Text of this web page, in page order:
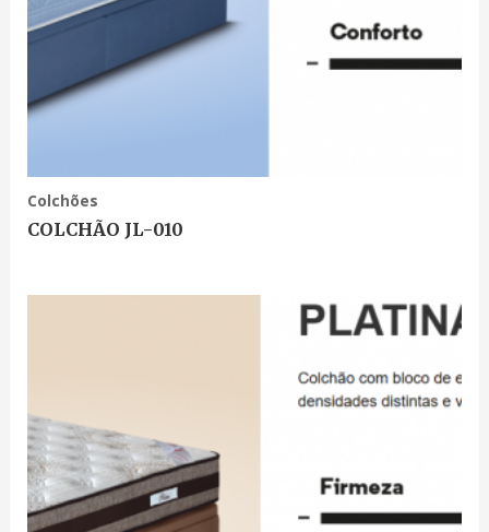
Colchões
COLCHÃO JL-010